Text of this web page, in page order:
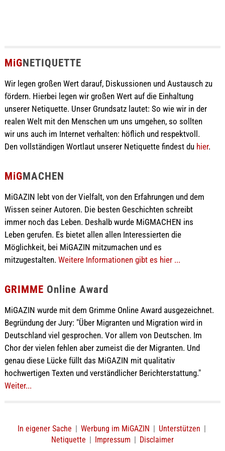
MiGNETIQUETTE
Wir legen großen Wert darauf, Diskussionen und Austausch zu
fördern. Hierbei legen wir großen Wert auf die Einhaltung
unserer Netiquette. Unser Grundsatz lautet: So wie wir in der
realen Welt mit den Menschen um uns umgehen, so sollten
wir uns auch im Internet verhalten: höflich und respektvoll.
Den vollständigen Wortlaut unserer Netiquette findest du hier.
MiGMACHEN
MiGAZIN lebt von der Vielfalt, von den Erfahrungen und dem
Wissen seiner Autoren. Die besten Geschichten schreibt
immer noch das Leben. Deshalb wurde MiGMACHEN ins
Leben gerufen. Es bietet allen allen Interessierten die
Möglichkeit, bei MiGAZIN mitzumachen und es
mitzugestalten. Weitere Informationen gibt es hier ...
GRIMME Online Award
MiGAZIN wurde mit dem Grimme Online Award ausgezeichnet.
Begründung der Jury: "Über Migranten und Migration wird in
Deutschland viel gesprochen. Vor allem von Deutschen. Im
Chor der vielen fehlen aber zumeist die der Migranten. Und
genau diese Lücke füllt das MiGAZIN mit qualitativ
hochwertigen Texten und verständlicher Berichterstattung."
Weiter...
In eigener Sache | Werbung im MiGAZIN | Unterstützen |
Netiquette | Impressum | Disclaimer